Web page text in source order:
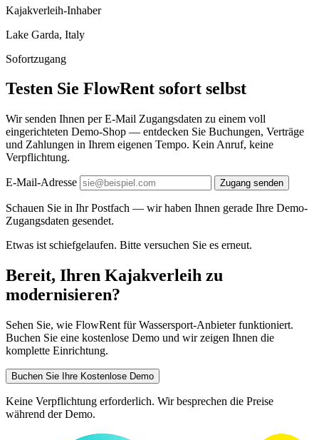
Kajakverleih-Inhaber
Lake Garda, Italy
Sofortzugang
Testen Sie FlowRent sofort selbst
Wir senden Ihnen per E-Mail Zugangsdaten zu einem voll
eingerichteten Demo-Shop — entdecken Sie Buchungen, Verträge
und Zahlungen in Ihrem eigenen Tempo. Kein Anruf, keine
Verpflichtung.
E-Mail-Adresse Zugang senden
Schauen Sie in Ihr Postfach — wir haben Ihnen gerade Ihre Demo-
Zugangsdaten gesendet.
Etwas ist schiefgelaufen. Bitte versuchen Sie es erneut.
Bereit, Ihren Kajakverleih zu
modernisieren?
Sehen Sie, wie FlowRent für Wassersport-Anbieter funktioniert.
Buchen Sie eine kostenlose Demo und wir zeigen Ihnen die
komplette Einrichtung.
Buchen Sie Ihre Kostenlose Demo
Keine Verpflichtung erforderlich. Wir besprechen die Preise
während der Demo.